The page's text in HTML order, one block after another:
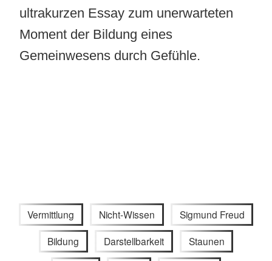
ultrakurzen Essay zum unerwarteten
Moment der Bildung eines
Gemeinwesens durch Gefühle.
Vermittlung Nicht-Wissen Sigmund Freud
Bildung Darstellbarkeit Staunen